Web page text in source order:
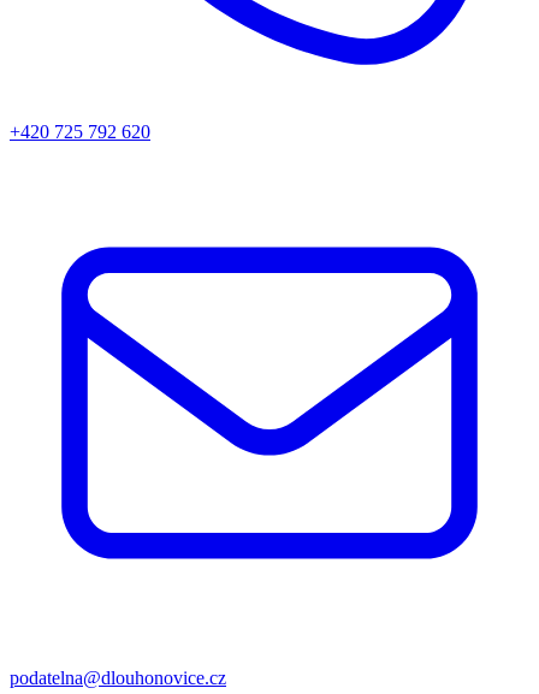
+420 725 792 620
podatelna@dlouhonovice.cz